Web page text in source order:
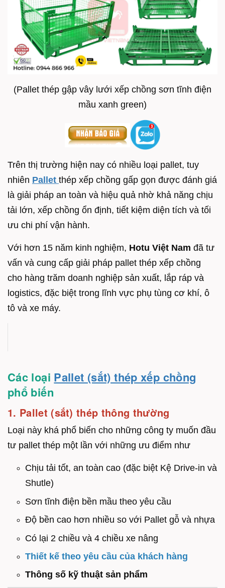
(Pallet thép gập vây lưới xếp chồng sơn tĩnh điện
mầu xanh green)
Trên thị trường hiện nay có nhiều loại pallet, tuy
nhiên Pallet thép xếp chồng gấp gọn được đánh giá
là giải pháp an toàn và hiệu quả nhờ khả năng chịu
tải lớn, xếp chồng ổn định, tiết kiệm diện tích và tối
ưu chi phí vận hành.
Với hơn 15 năm kinh nghiệm, Hotu Việt Nam đã tư
vấn và cung cấp giải pháp pallet thép xếp chồng
cho hàng trăm doanh nghiệp sản xuất, lắp ráp và
logistics, đặc biệt trong lĩnh vực phụ tùng cơ khí, ô
tô và xe máy.
Các loại Pallet (sắt) thép xếp chồng
phổ biến
1. Pallet (sắt) thép thông thường
Loại này khá phổ biến cho những công ty muốn đầu
tư pallet thép một lần với những ưu điểm như
Chịu tải tốt, an toàn cao (đặc biệt Kệ Drive-in và
Shutle)
Sơn tĩnh điện bền mầu theo yêu cầu
Độ bền cao hơn nhiều so với Pallet gỗ và nhựa
Có lại 2 chiều và 4 chiều xe nâng
Thiết kế theo yêu cầu của khách hàng
Thông số kỹ thuật sản phẩm